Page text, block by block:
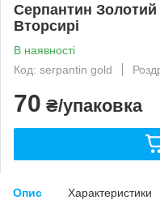
Серпантин
Вторсирі
В наявності
Код: serpantin gold
70 ₴/упаковка
Опис Характеристики